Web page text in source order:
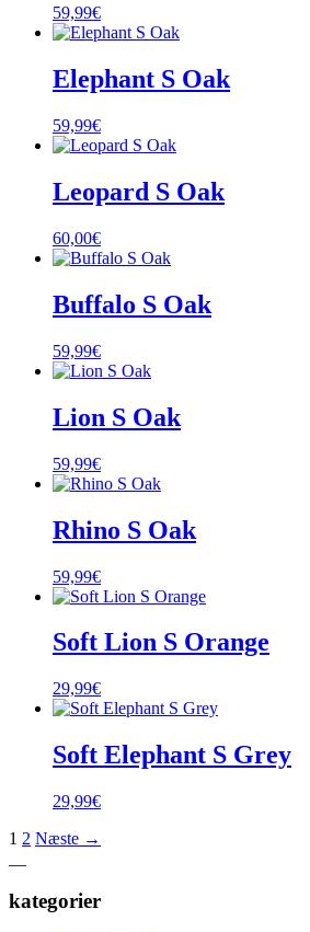
59,99€
Elephant S Oak
59,99€
Leopard S Oak
60,00€
Buffalo S Oak
59,99€
Lion S Oak
59,99€
Rhino S Oak
59,99€
Soft Lion S Orange
29,99€
Soft Elephant S Grey
29,99€
1 2 Næste →
kategorier